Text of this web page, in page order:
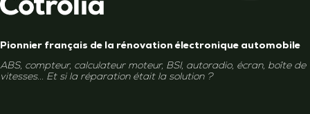
Pionnier français de la rénovation électronique automobile
ABS, compteur, calculateur moteur, BSI, autoradio, écran, boîte de
vitesses... Et si la réparation était la solution ?